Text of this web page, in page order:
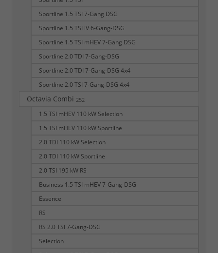
Sportline 1.5 TSI 7-Gang DSG
Sportline 1.5 TSI iV 6-Gang-DSG
Sportline 1.5 TSI mHEV 7-Gang DSG
Sportline 2.0 TDI 7-Gang-DSG
Sportline 2.0 TDI 7-Gang-DSG 4x4
Sportline 2.0 TSI 7-Gang-DSG 4x4
Octavia Combi 252
1.5 TSI mHEV 110 kW Selection
1.5 TSI mHEV 110 kW Sportline
2.0 TDI 110 kW Selection
2.0 TDI 110 kW Sportline
2.0 TSI 195 kW RS
Business 1.5 TSI mHEV 7-Gang-DSG
Essence
RS
RS 2.0 TSI 7-Gang-DSG
Selection